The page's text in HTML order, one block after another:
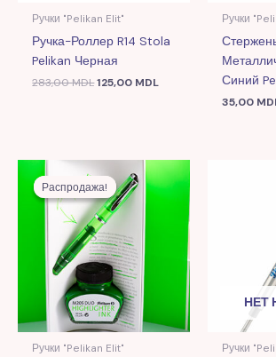
Ручки "Pelikan Elit"
Ручка-Роллер R14 Stola
Pelikan Черная
283,00MDL125,00 MDL
Ручки
Синий
35,00
Распродажа!
Распродажа!
Ручки "Pelikan Elit"
Первоначальная
цена
составляла
1.814,00 MDL.
Текущая
цена:
780,00 MDL.
НЕТ
Ручки